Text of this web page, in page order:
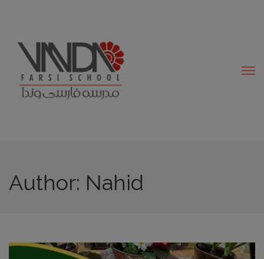
Author: Nahid